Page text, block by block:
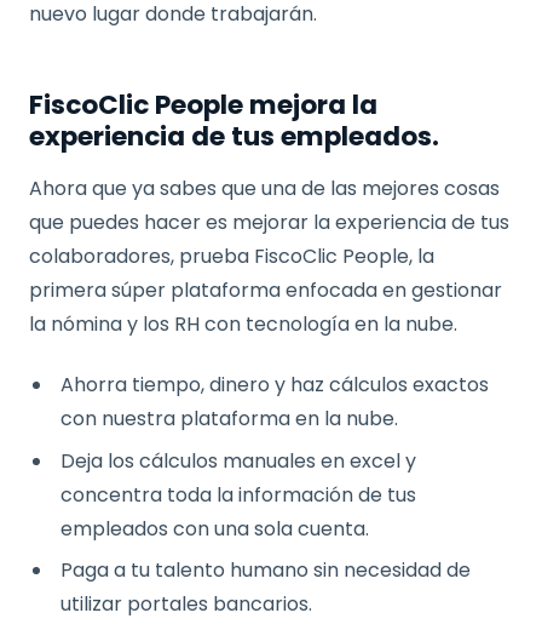
nuevo lugar donde trabajarán.
FiscoClic People mejora la
experiencia de tus empleados.
Ahora que ya sabes que una de las mejores cosas
que puedes hacer es mejorar la experiencia de tus
colaboradores, prueba FiscoClic People, la
primera súper plataforma enfocada en gestionar
la nómina y los RH con tecnología en la nube.
Ahorra tiempo, dinero y haz cálculos exactos
con nuestra plataforma en la nube.
Deja los cálculos manuales en excel y
concentra toda la información de tus
empleados con una sola cuenta.
Paga a tu talento humano sin necesidad de
utilizar portales bancarios.